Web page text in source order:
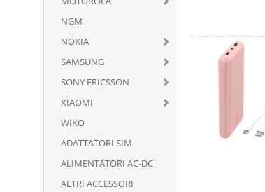
NGM
NOKIA
SAMSUNG
SONY ERICSSON
XIAOMI
WIKO
ADATTATORI SIM
ALIMENTATORI AC-DC
ALTRI ACCESSORI